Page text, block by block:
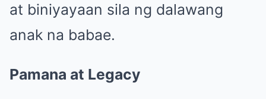
at biniyayaan sila ng dalawang
anak na babae.
Pamana at Legacy